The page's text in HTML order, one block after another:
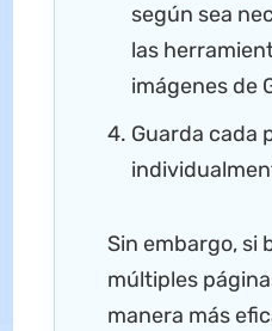
según sea
las
imágenes de
Guarda cada
Sin embargo, si
múltiples
manera más